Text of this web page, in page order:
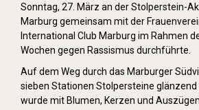
Sonntag, 27. März an der Stolperstein-
Marburg gemeinsam mit der
International Club Marburg im Rahmen
Wochen gegen Rassismus durchführte.
Auf dem Weg durch das Marburger
sieben Stationen Stolpersteine
wurde mit Blumen, Kerzen und